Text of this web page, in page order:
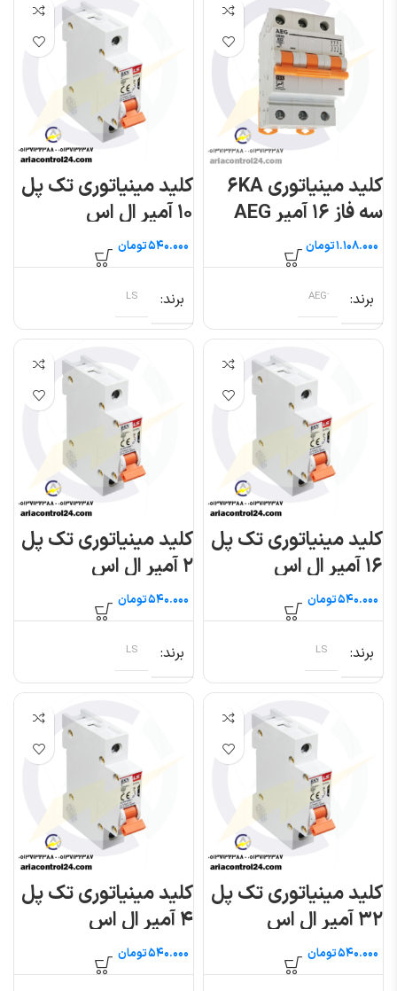
کلید مینیاتوری ۶KA
سه فاز ۱۶ آمپر AEG
تومان
برند
کلید مینیاتوری تک پل
۱۰ آمپر ال اس
تومان
برند LS
کلید مینیاتوری تک پل
۱۶ آمپر ال اس
تومان
برند LS
کلید مینیاتوری تک پل
۲ آمپر ال اس
تومان
برند LS
کلید مینیاتوری تک پل
۳۲ آمپر ال اس
تومان
کلید مینیاتوری تک پل
۴ آمپر ال اس
تومان